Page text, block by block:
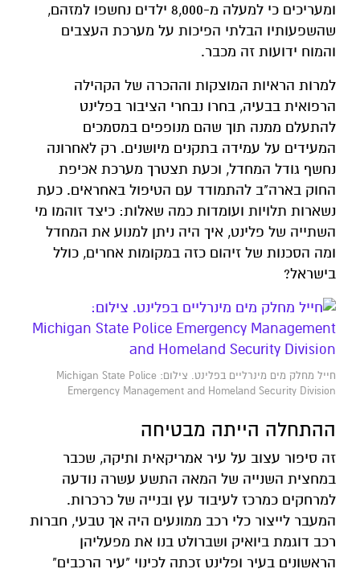
ומעריכים כי למעלה מ-8,000 ילדים נחשפו למזהם,
שהשפעותיו הבלתי הפיכות על מערכת העצבים
והמוח ידועות זה מכבר.
למרות הראיות המוצקות וההכרה של הקהילה
הרפואית בבעיה, בחרו נבחרי הציבור בפלינט
להתעלם ממנה תוך שהם מנופפים במסמכים
המעידים על עמידה בתקנים מיושנים. רק לאחרונה
נחשף גודל המחדל, וכעת תצטרך מערכת אכיפת
החוק בארה"ב להתמודד עם הטיפול באחראים. כעת
נשארות תלויות ועומדות כמה שאלות: כיצד זוהמו מי
השתייה של פלינט, איך היה ניתן למנוע את המחדל
ומה הסכנות של זיהום כזה במקומות אחרים, כולל
בישראל?
חייל מחלק מים מינרליים בפלינט. צילום: Michigan State Police
Emergency Management and Homeland Security Division
ההתחלה הייתה מבטיחה
זה סיפור עצוב על עיר אמריקאית ותיקה, שכבר
במחצית השנייה של המאה התשע עשרה נודעה
למרחקים כמרכז לעיבוד עץ ובנייה של כרכרות.
המעבר לייצור כלי רכב ממונעים היה אך טבעי, חברות
רכב דוגמת ביואיק ושברולט בנו את מפעליהן
הראשונים בעיר ופלינט זכתה לכינוי "עיר הרכבים"